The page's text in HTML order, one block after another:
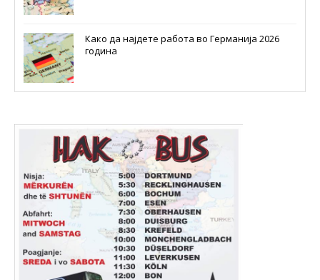
Како да најдете работа во Германија 2026
година